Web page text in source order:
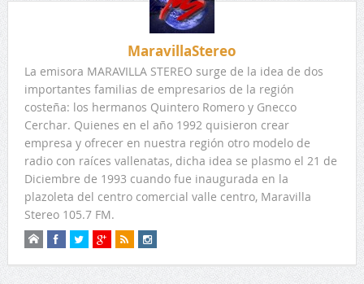
MaravillaStereo
La emisora MARAVILLA STEREO surge de la idea de dos
importantes familias de empresarios de la región
costeña: los hermanos Quintero Romero y Gnecco
Cerchar. Quienes en el año 1992 quisieron crear
empresa y ofrecer en nuestra región otro modelo de
radio con raíces vallenatas, dicha idea se plasmo el 21 de
Diciembre de 1993 cuando fue inaugurada en la
plazoleta del centro comercial valle centro, Maravilla
Stereo 105.7 FM.